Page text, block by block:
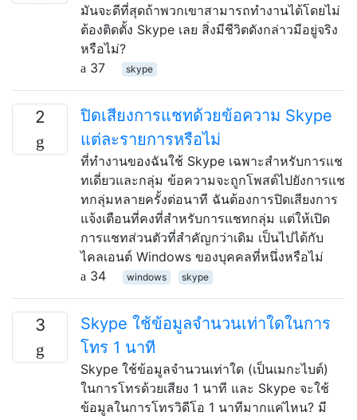
มันจะดีที่สุดถ้าพวกเขาสามารถทำงานได้โดยไม่
ต้องติดตั้ง Skype เลย สิ่งมีชีวิตดังกล่าวมีอยู่จริง
หรือไม่?
37
skype
2
ปิดเสียงการแชทด้วยข้อความ Skype
แต่ละรายการหรือไม่
ที่ทำงานของฉันใช้ Skype เฉพาะสำหรับการแช
ทเดี่ยวและกลุ่ม ข้อความจะถูกโพสต์ไปยังการแช
ทกลุ่มหลายครั้งต่อนาที ฉันต้องการปิดเสียงการ
แจ้งเตือนที่คงที่สำหรับการแชทกลุ่ม แต่ให้เปิด
การแชทส่วนตัวที่สำคัญกว่าเดิม เป็นไปได้กับ
ไคลเอนต์ Windows ของบุคคลที่หนึ่งหรือไม่
34
windows skype
3
Skype ใช้ข้อมูลจำนวนเท่าใดในการ
โทร 1 นาที
Skype ใช้ข้อมูลจำนวนเท่าใด (เป็นเมกะไบต์)
ในการโทรด้วยเสียง 1 นาที และ Skype จะใช้
ข้อมูลในการโทรวิดีโอ 1 นาทีมากแค่ไหน? มี